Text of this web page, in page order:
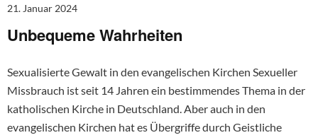
21. Januar 2024
Unbequeme Wahrheiten
Sexualisierte Gewalt in den evangelischen Kirchen Sexueller
Missbrauch ist seit 14 Jahren ein bestimmendes Thema in der
katholischen Kirche in Deutschland. Aber auch in den
evangelischen Kirchen hat es Übergriffe durch Geistliche